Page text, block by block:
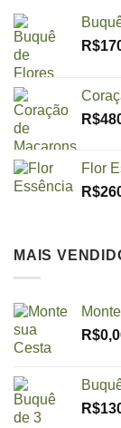
R$
R$
Flor
R$
MAIS
R$
R$